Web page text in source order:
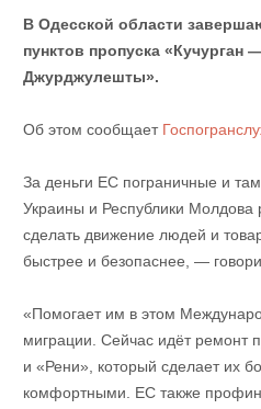
В Одесской области
пунктов пропуска
Джурджулешты».
Об этом сообщает
За деньги ЕС пограничные и
Украины и Республики Молдова
сделать движение людей и
быстрее и безопаснее, —
«Помогает им в этом
миграции. Сейчас идёт ремонт
и «Рени», который сделает их
комфортными. ЕС также